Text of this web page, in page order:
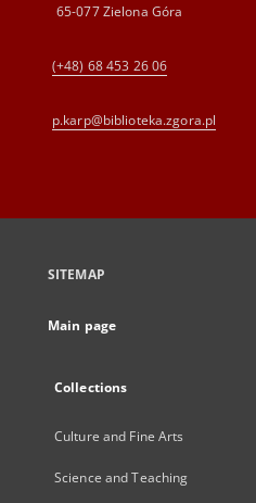
65-077 Zielona Góra
(+48) 68 453 26 06
p.karp@biblioteka.zgora.pl
SITEMAP
Main page
Collections
Culture and Fine Arts
Science and Teaching